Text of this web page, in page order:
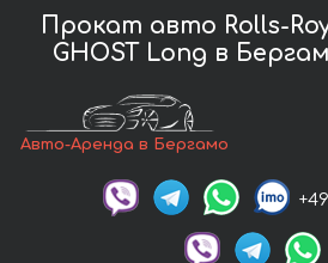
Прокат авто Rolls-
GHOST Long в
Авто-Аренда в Бергамо